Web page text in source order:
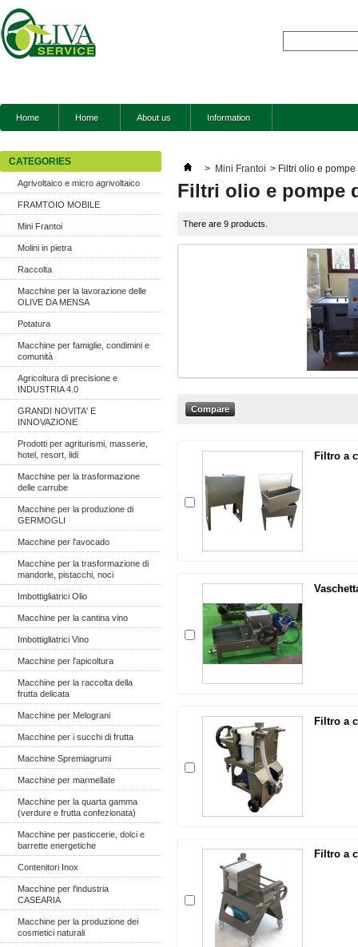
Home Home About us Information
CATEGORIES
Agrivoltaico e micro agrivoltaico
FRAMTOIO MOBILE
Mini Frantoi
Molini in pietra
Raccolta
Macchine per la lavorazione delle
OLIVE DA MENSA
Potatura
Macchine per famiglie, condimini e
comunità
Agricoltura di precisione e
INDUSTRIA 4.0
GRANDI NOVITA' E
INNOVAZIONE
Prodotti per agriturismi, masserie,
hotel, resort, lidi
Macchine per la trasformazione
delle carrube
Macchine per la produzione di
GERMOGLI
Macchine per l'avocado
Macchine per la trasformazione di
mandorle, pistacchi, noci
Imbottigliatrici Olio
Macchine per la cantina vino
Imbottigliatrici Vino
Macchine per l'apicoltura
Macchine per la raccolta della
frutta delicata
Macchine per Melograni
Macchine per i succhi di frutta
Macchine Spremiagrumi
Macchine per marmellate
Macchine per la quarta gamma
(verdure e frutta confezionata)
Macchine per pasticcerie, dolci e
barrette energetiche
Contenitori Inox
Macchine per l'industria
CASEARIA
Macchine per la produzione dei
cosmetici naturali
> Mini Frantoi > Filtri olio e
Filtri olio e pompe
There are 9 products.
Filtro a
Filtro a
Filtro a